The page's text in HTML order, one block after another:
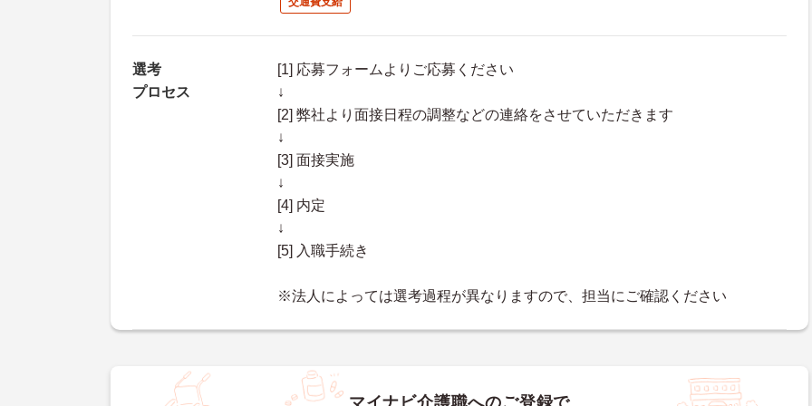
選考
プロセス
[1] 応募フォームよりご応募ください
↓
[2] 弊社より面接日程の調整などの連絡をさせていただきます
↓
[3] 面接実施
↓
[4] 内定
↓
[5] 入職手続き
※法人によっては選考過程が異なりますので、担当にご確認ください